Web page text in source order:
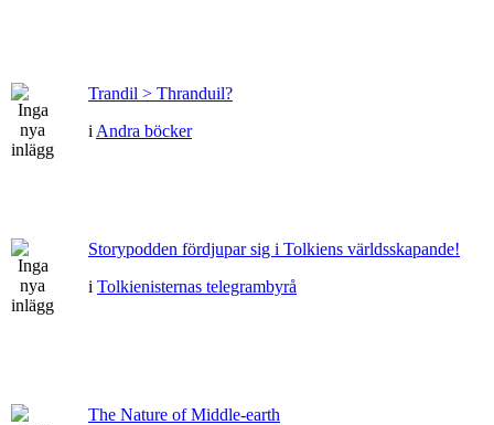
Trandil > Thranduil?
i Andra böcker
Storypodden fördjupar sig i Tolkiens världsskapande!
i Tolkienisternas telegrambyrå
The Nature of Middle-earth